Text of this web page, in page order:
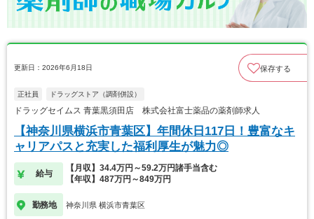
更新日：2026年6月18日 保存する
正社員 ドラッグストア（調剤併設）
ドラッグセイムス 青葉黒須田店 株式会社富士薬品の薬剤師求人
【神奈川県横浜市青葉区】年間休日117日！豊富なキ
ャリアパスと充実した福利厚生が魅力◎
給与
【月収】34.4万円～59.2万円諸手当含む
【年収】487万円～849万円
勤務地 神奈川県 横浜市青葉区